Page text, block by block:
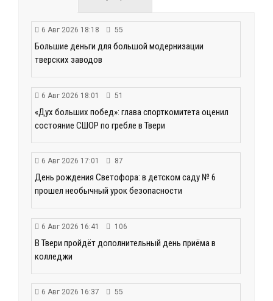
6 Авг 2026 18:18 55
Большие деньги для большой модернизации
тверских заводов
6 Авг 2026 18:01 51
«Дух больших побед»: глава спорткомитета оценил
состояние СШОР по гребле в Твери
6 Авг 2026 17:01 87
День рождения Светофора: в детском саду № 6
прошел необычный урок безопасности
6 Авг 2026 16:41 106
В Твери пройдёт дополнительный день приёма в
колледжи
6 Авг 2026 16:37 55